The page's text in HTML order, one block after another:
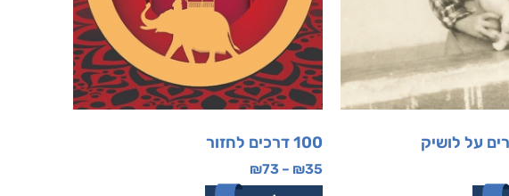
על לושיק 100 דרכים לחזור
₪35
–
₪73